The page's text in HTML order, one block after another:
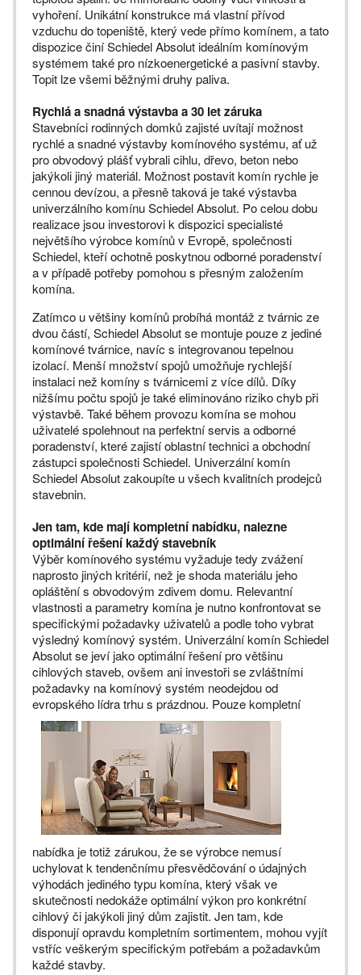
vyhoření. Unikátní konstrukce má vlastní přívod
vzduchu do topeniště, který vede přímo komínem, a tato
dispozice činí Schiedel Absolut ideálním komínovým
systémem také pro nízkoenergetické a pasivní stavby.
Topit lze všemi běžnými druhy paliva.
Rychlá a snadná výstavba a 30 let záruka
Stavebníci rodinných domků zajisté uvítají možnost
rychlé a snadné výstavby komínového systému, ať už
pro obvodový plášť vybrali cihlu, dřevo, beton nebo
jakýkoli jiný materiál. Možnost postavit komín rychle je
cennou devízou, a přesně taková je také výstavba
univerzálního komínu Schiedel Absolut. Po celou dobu
realizace jsou investorovi k dispozici specialisté
největšího výrobce komínů v Evropě, společnosti
Schiedel, kteří ochotně poskytnou odborné poradenství
a v případě potřeby pomohou s přesným založením
komína.
Zatímco u většiny komínů probíhá montáž z tvárnic ze
dvou částí, Schiedel Absolut se montuje pouze z jediné
komínové tvárnice, navíc s integrovanou tepelnou
izolací. Menší množství spojů umožňuje rychlejší
instalaci než komíny s tvárnicemi z více dílů. Díky
nižšímu počtu spojů je také eliminováno riziko chyb při
výstavbě. Také během provozu komína se mohou
uživatelé spolehnout na perfektní servis a odborné
poradenství, které zajistí oblastní technici a obchodní
zástupci společnosti Schiedel. Univerzální komín
Schiedel Absolut zakoupíte u všech kvalitních prodejců
stavebnin.
Jen tam, kde mají kompletní nabídku, nalezne
optimální řešení každý stavebník
Výběr komínového systému vyžaduje tedy zvážení
naprosto jiných kritérií, než je shoda materiálu jeho
opláštění s obvodovým zdivem domu. Relevantní
vlastnosti a parametry komína je nutno konfrontovat se
specifickými požadavky uživatelů a podle toho vybrat
výsledný komínový systém. Univerzální komín Schiedel
Absolut se jeví jako optimální řešení pro většinu
cihlových staveb, ovšem ani investoři se zvláštními
požadavky na komínový systém neodejdou od
evropského lídra trhu s prázdnou. Pouze kompletní
nabídka je totiž zárukou, že se výrobce nemusí
uchylovat k tendenčnímu přesvědčování o údajných
výhodách jediného typu komína, který však ve
skutečnosti nedokáže optimální výkon pro konkrétní
cihlový či jakýkoli jiný dům zajistit. Jen tam, kde
disponují opravdu kompletním sortimentem, mohou vyjít
vstříc veškerým specifickým potřebám a požadavkům
každé stavby.